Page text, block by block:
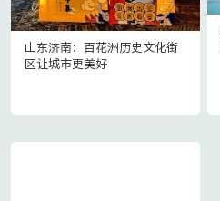
山东济南：百花洲历史文化街
区让城市更美好